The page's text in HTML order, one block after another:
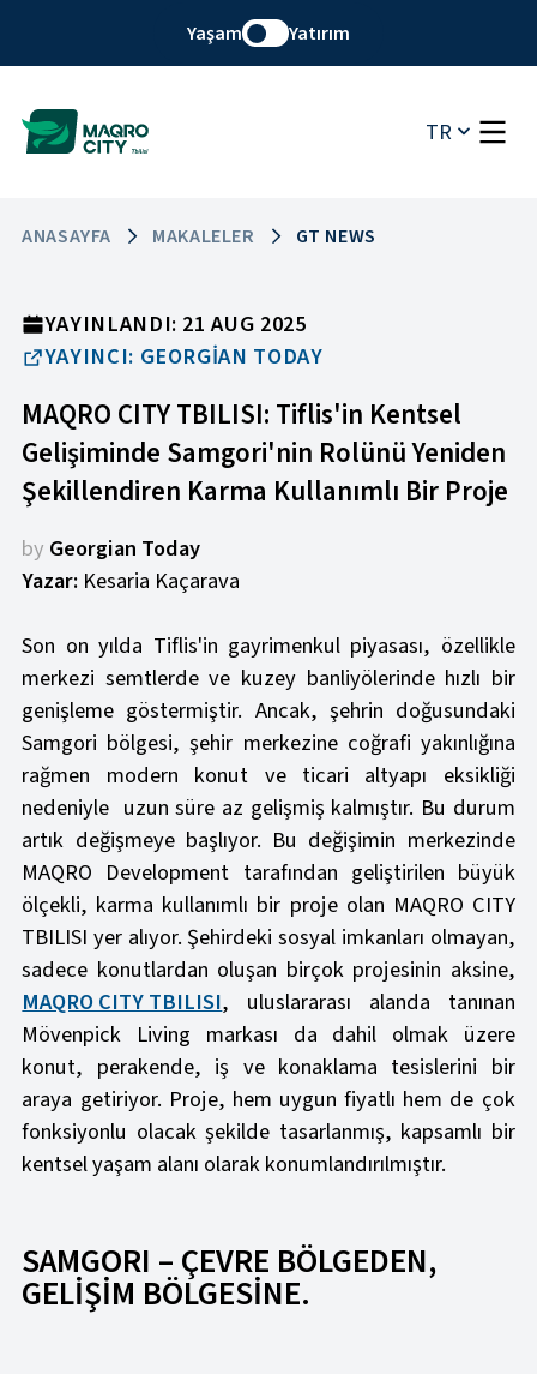
Yaşam Yatırım
TR
ANASAYFA MAKALELER GT NEWS
YAYINLANDI: 21 AUG 2025
YAYINCI: GEORGIAN TODAY
MAQRO CITY TBILISI: Tiflis'in Kentsel
Gelişiminde Samgori'nin Rolünü Yeniden
Şekillendiren Karma Kullanımlı Bir Proje
by Georgian Today
Yazar: Kesaria Kaçarava
Son on yılda Tiflis'in gayrimenkul piyasası, özellikle
merkezi semtlerde ve kuzey banliyölerinde hızlı bir
genişleme göstermiştir. Ancak, şehrin doğusundaki
Samgori bölgesi, şehir merkezine coğrafi yakınlığına
rağmen modern konut ve ticari altyapı eksikliği
nedeniyle uzun süre az gelişmiş kalmıştır. Bu durum
artık değişmeye başlıyor. Bu değişimin merkezinde
MAQRO Development tarafından geliştirilen büyük
ölçekli, karma kullanımlı bir proje olan MAQRO CITY
TBILISI yer alıyor. Şehirdeki sosyal imkanları olmayan,
sadece konutlardan oluşan birçok projesinin aksine,
MAQRO CITY TBILISI, uluslararası alanda tanınan
Mövenpick Living markası da dahil olmak üzere
konut, perakende, iş ve konaklama tesislerini bir
araya getiriyor. Proje, hem uygun fiyatlı hem de çok
fonksiyonlu olacak şekilde tasarlanmış, kapsamlı bir
kentsel yaşam alanı olarak konumlandırılmıştır.
SAMGORI – ÇEVRE BÖLGEDEN,
GELİŞİM BÖLGESİNE.